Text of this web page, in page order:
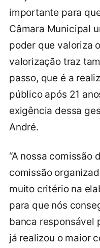
importante para
Câmara Municipal
poder que valoriza
valorização traz
passo, que é a
público após 21
exigência dessa
André.
“A nossa comissão
comissão
muito critério na
para que nós
banca responsável
já realizou o maior